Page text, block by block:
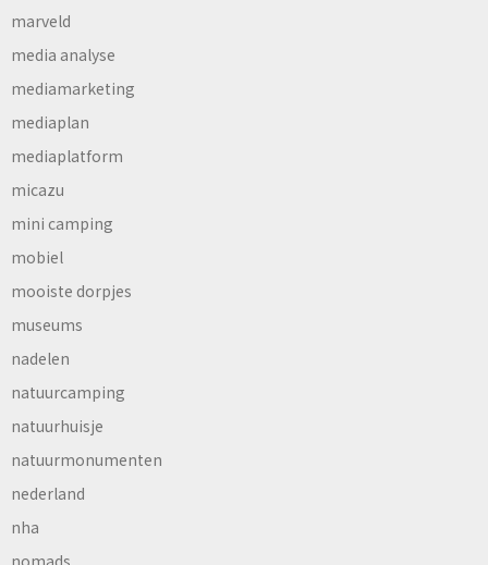
marveld
media analyse
mediamarketing
mediaplan
mediaplatform
micazu
mini camping
mobiel
mooiste dorpjes
museums
nadelen
natuurcamping
natuurhuisje
natuurmonumenten
nederland
nha